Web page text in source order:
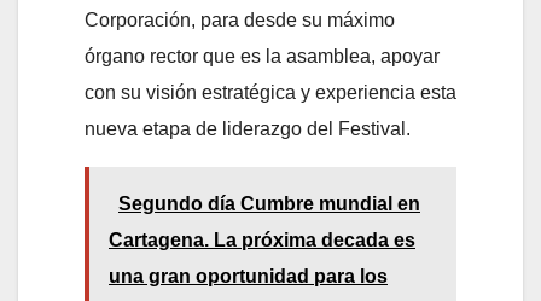
Corporación, para desde su máximo
órgano rector que es la asamblea, apoyar
con su visión estratégica y experiencia esta
nueva etapa de liderazgo del Festival.
Segundo día Cumbre mundial en
Cartagena. La próxima decada es
una gran oportunidad para los